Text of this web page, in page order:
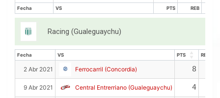
Fecha VS PTS REB
Fecha VS PTS REB
Racing (Gualeguaychu)
Fecha VS PTS
REB
2 Abr 2021 Ferrocarril (Concordia) 8
9 Abr 2021 Central Entrerriano (Gualeguaychu) 4